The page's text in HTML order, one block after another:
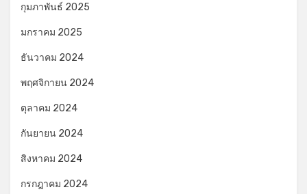
กุมภาพันธ์ 2025
มกราคม 2025
ธันวาคม 2024
พฤศจิกายน 2024
ตุลาคม 2024
กันยายน 2024
สิงหาคม 2024
กรกฎาคม 2024